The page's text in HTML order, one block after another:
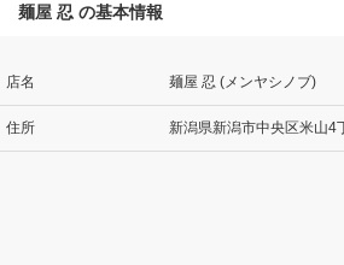
麺屋 忍 の基本情報
店名 麺屋 忍 (メンヤシノブ)
住所 新潟県新潟市中央区米山4